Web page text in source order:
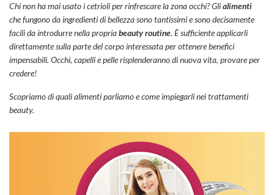
Chi non ha mai usato i cetrioli per rinfrescare la zona occhi? Glialimenti
che fungono da ingredienti di bellezza sono tantissimi e sono decisamente
facili da introdurre nella propriabeauty routine. È sufficiente applicarli
direttamente sulla parte del corpo interessata per ottenere benefici
impensabili. Occhi, capelli e pelle risplenderanno di nuova vita, provare per
credere!
Scopriamo di quali alimenti parliamo e come impiegarli nei trattamenti
beauty.